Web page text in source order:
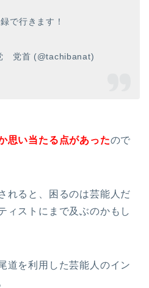
で行きます！
党首 (@tachibanat)
思い当たる点があったので
れると、困るのは芸能人だ
ィストにまで及ぶのかもし
道を利用した芸能人のイン